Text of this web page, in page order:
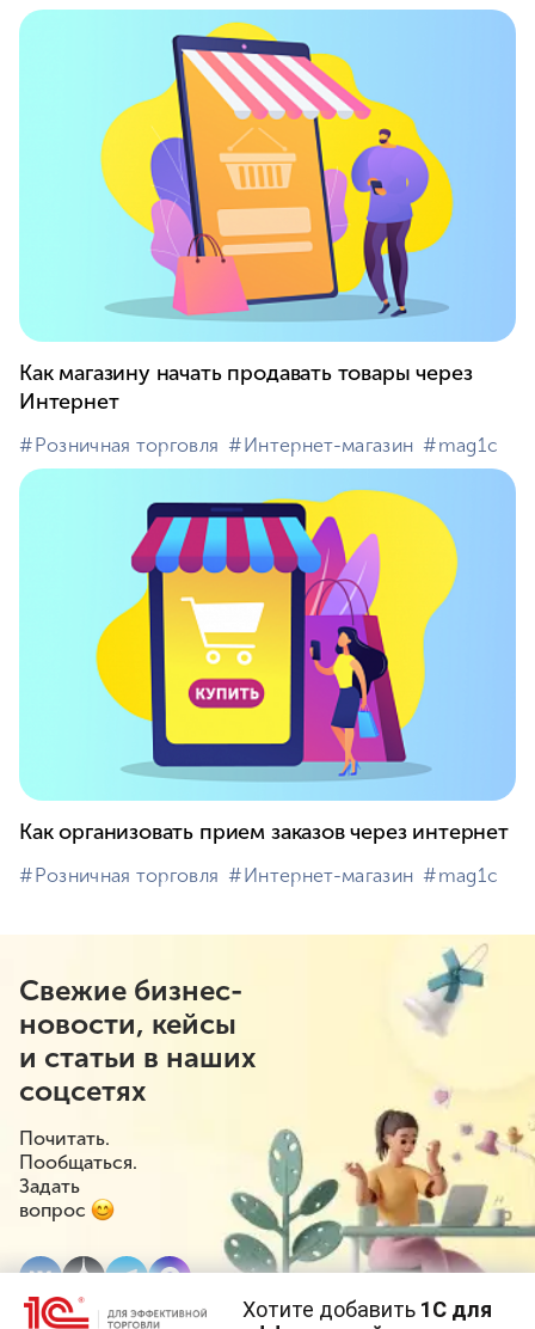
Как магазину начать продавать товары через
Интернет
#⁣Розничная торговля #⁣Интернет-магазин #⁣mag1c
Как организовать прием заказов через интернет
#⁣Розничная торговля #⁣Интернет-магазин #⁣mag1c
Свежие бизнес-
новости, кейсы
и статьи в наших
соцсетях
Почитать.
Пообщаться.
Задать
вопрос
Хотите добавить 1С для